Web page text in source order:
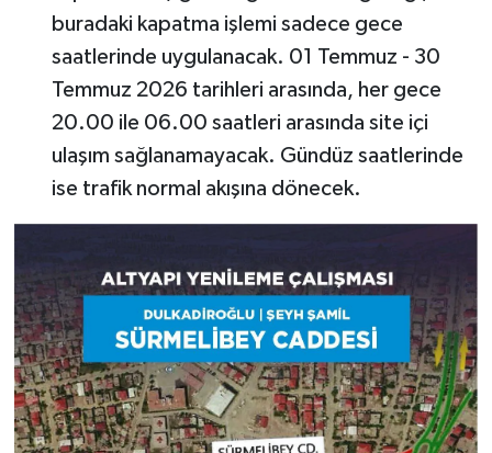
buradaki kapatma işlemi sadece gece
saatlerinde uygulanacak. 01 Temmuz - 30
Temmuz 2026 tarihleri arasında, her gece
20.00 ile 06.00 saatleri arasında site içi
ulaşım sağlanamayacak. Gündüz saatlerinde
ise trafik normal akışına dönecek.